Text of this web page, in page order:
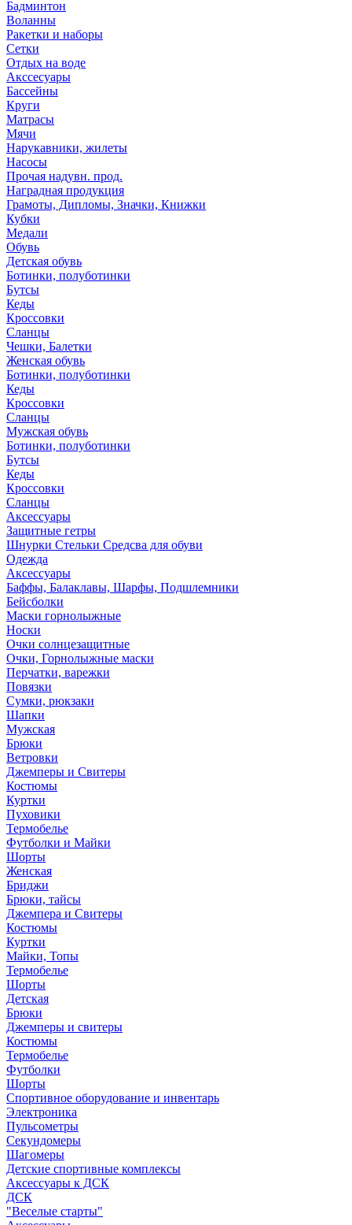
Бадминтон
Воланны
Ракетки и наборы
Сетки
Отдых на воде
Акссесуары
Бассейны
Круги
Матрасы
Мячи
Нарукавники, жилеты
Насосы
Прочая надувн. прод.
Наградная продукция
Грамоты, Дипломы, Значки, Книжки
Кубки
Медали
Обувь
Детская обувь
Ботинки, полуботинки
Бутсы
Кеды
Кроссовки
Сланцы
Чешки, Балетки
Женская обувь
Ботинки, полуботинки
Кеды
Кроссовки
Сланцы
Мужская обувь
Ботинки, полуботинки
Бутсы
Кеды
Кроссовки
Сланцы
Аксессуары
Защитные гетры
Шнурки Стельки Средсва для обуви
Одежда
Аксессуары
Баффы, Балаклавы, Шарфы, Подшлемники
Бейсболки
Маски горнолыжные
Носки
Очки солнцезащитные
Очки, Горнолыжные маски
Перчатки, варежки
Повязки
Сумки, рюкзаки
Шапки
Мужская
Брюки
Ветровки
Джемперы и Свитеры
Костюмы
Куртки
Пуховики
Термобелье
Футболки и Майки
Шорты
Женская
Бриджи
Брюки, тайсы
Джемпера и Свитеры
Костюмы
Куртки
Майки, Топы
Термобелье
Шорты
Детская
Брюки
Джемперы и свитеры
Костюмы
Термобелье
Футболки
Шорты
Спортивное оборудование и инвентарь
Электроника
Пульсометры
Секундомеры
Шагомеры
Детские спортивные комплексы
Аксессуары к ДСК
ДСК
"Веселые старты"